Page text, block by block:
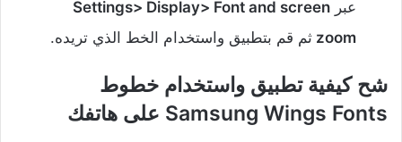
عبر Settings> Display> Font and screen
zoom ثم قم بتطبيق واستخدام الخط الذي تريده.
شح كيفية تطبيق واستخدام خطوط
Samsung Wings Fonts على هاتفك